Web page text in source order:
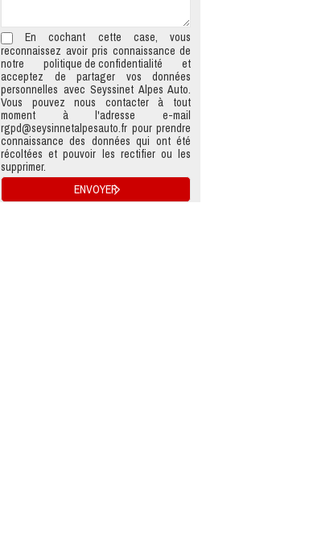
En cochant cette case, vous
reconnaissez avoir pris connaissance de
notre politique de confidentialité et
acceptez de partager vos données
personnelles avec Seyssinet Alpes Auto.
Vous pouvez nous contacter à tout
moment à l'adresse e-mail
rgpd@seysinnetalpesauto.fr pour prendre
connaissance des données qui ont été
récoltées et pouvoir les rectifier ou les
supprimer.